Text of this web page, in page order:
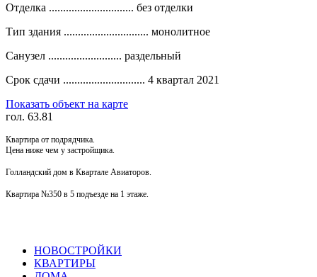
Отделка .............................. без отделки
Тип здания .............................. монолитное
Санузел .......................... раздельный
Срок сдачи ............................. 4 квартал 2021
Показать объект на карте
гол. 63.81
Квартира от подрядчика.
Цена ниже чем у застройщика.
Голландский дом в Квартале Авиаторов.
Квартира №350 в 5 подъезде на 1 этаже.
НОВОСТРОЙКИ
КВАРТИРЫ